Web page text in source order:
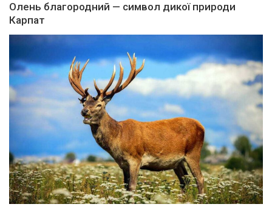
Олень благородний — символ дикої природи
Карпат